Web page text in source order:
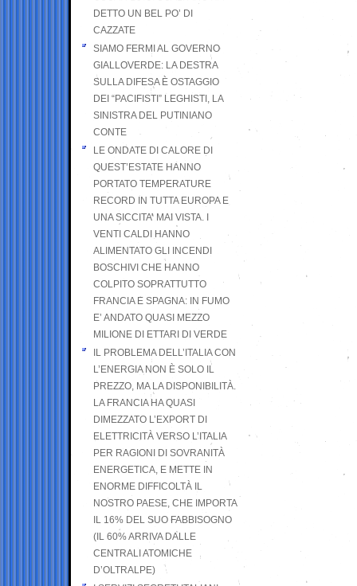
DETTO UN BEL PO’ DI
CAZZATE
SIAMO FERMI AL GOVERNO
GIALLOVERDE: LA DESTRA
SULLA DIFESA È OSTAGGIO
DEI “PACIFISTI” LEGHISTI, LA
SINISTRA DEL PUTINIANO
CONTE
LE ONDATE DI CALORE DI
QUEST’ESTATE HANNO
PORTATO TEMPERATURE
RECORD IN TUTTA EUROPA E
UNA SICCITA’ MAI VISTA. I
VENTI CALDI HANNO
ALIMENTATO GLI INCENDI
BOSCHIVI CHE HANNO
COLPITO SOPRATTUTTO
FRANCIA E SPAGNA: IN FUMO
E’ ANDATO QUASI MEZZO
MILIONE DI ETTARI DI VERDE
IL PROBLEMA DELL’ITALIA CON
L’ENERGIA NON È SOLO IL
PREZZO, MA LA DISPONIBILITÀ.
LA FRANCIA HA QUASI
DIMEZZATO L’EXPORT DI
ELETTRICITÀ VERSO L’ITALIA
PER RAGIONI DI SOVRANITÀ
ENERGETICA, E METTE IN
ENORME DIFFICOLTÀ IL
NOSTRO PAESE, CHE IMPORTA
IL 16% DEL SUO FABBISOGNO
(IL 60% ARRIVA DALLE
CENTRALI ATOMICHE
D’OLTRALPE)